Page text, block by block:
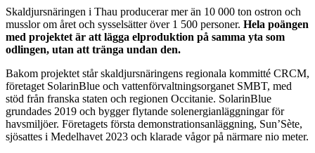
Skaldjursnäringen i Thau producerar mer än 10 000 ton ostron och
musslor om året och sysselsätter över 1 500 personer. Hela poängen
med projektet är att lägga elproduktion på samma yta som
odlingen, utan att tränga undan den.
Bakom projektet står skaldjursnäringens regionala kommitté CRCM,
företaget SolarinBlue och vattenförvaltningsorganet SMBT, med
stöd från franska staten och regionen Occitanie. SolarinBlue
grundades 2019 och bygger flytande solenergianläggningar för
havsmiljöer. Företagets första demonstrationsanläggning, Sun’Sète,
sjösattes i Medelhavet 2023 och klarade vågor på närmare nio meter.